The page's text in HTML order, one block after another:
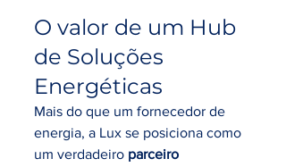
O valor de um Hub
de Soluções
Energéticas
Mais do que um fornecedor de
energia, a Lux se posiciona como
um verdadeiro parceiro